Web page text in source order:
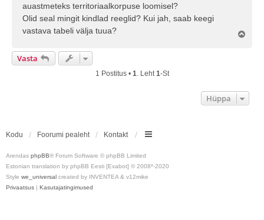
i
t
u
auastmeteks territoriaalkorpuse loomisel?
Olid seal mingit kindlad reeglid? Kui jah, saab keegi
vastava tabeli välja tuua?
Vasta
1 Postitus • 1. Leht1-st
Hüppa
Kodu Foorumi pealeht Kontakt
Arendas phpBB® Forum Software © phpBB Limited
Estonian translation by phpBB Eesti [Exabot] © 2008*-2020
Style we_universal created by INVENTEA & v12mike
Privaatsus | Kasutajatingimused